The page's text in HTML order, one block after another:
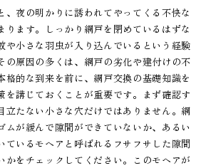
、夜の明かりに誘われてやってくる不快な
ります。しっかり網戸を閉めているはずな
や小さな羽虫が入り込んでいるという経験
の原因の多くは、網戸の劣化や建付けの不
格的な到来を前に、網戸交換の基礎知識を
を講じておくことが重要です。まず確認す
立たない小さな穴だけではありません。網
ムが緩んで隙間ができていないか、あるい
ているモヘアと呼ばれるフサフサした隙間
かをチェックしてください。このモヘアが